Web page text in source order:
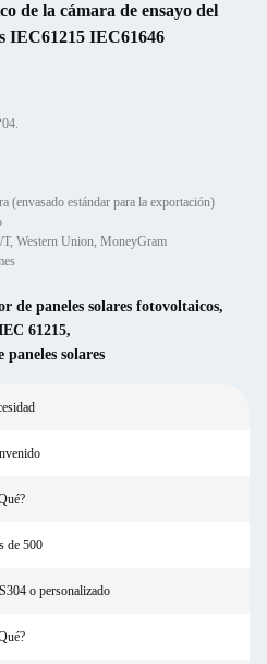
de la cámara de ensayo del
IEC61215 IEC61646
(envasado estándar para la exportación)
Western Union, MoneyGram
de paneles solares fotovoltaicos,
61215,
paneles solares
de 500
o personalizado